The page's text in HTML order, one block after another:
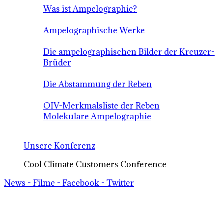
Was ist Ampelographie?
Ampelographische Werke
Die ampelographischen Bilder der Kreuzer-
Brüder
Die Abstammung der Reben
OIV-Merkmalsliste der Reben
Molekulare Ampelographie
Unsere Konferenz
Cool Climate Customers Conference
News - Filme - Facebook - Twitter